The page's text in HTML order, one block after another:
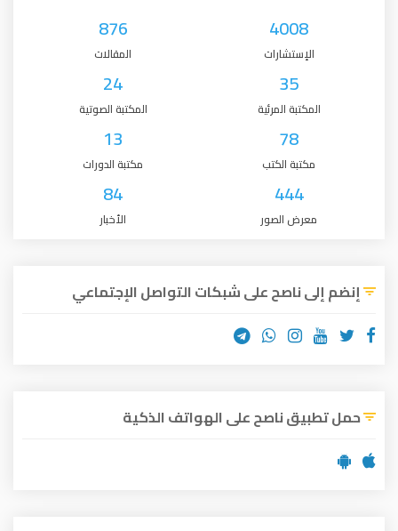
4008
الإستشارات
876
المقالات
35
المكتبة المرئية
24
المكتبة الصوتية
78
مكتبة الكتب
13
مكتبة الدورات
444
معرض الصور
84
الأخبار
إنضم إلى ناصح على شبكات التواصل الإجتماعي
حمل تطبيق ناصح على الهواتف الذكية